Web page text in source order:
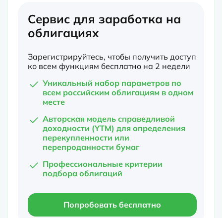
Сервис для заработка на
облигациях
Зарегистрируйтесь, чтобы получить доступ
ко всем функциям бесплатно на 2 недели
Уникальный набор параметров по
всем российским облигациям в одном
месте
Авторская модель справедливой
доходности (YTM) для определения
перекупленности или
перепроданности бумаг
Профессиональные критерии
подбора облигаций
Попробовать бесплатно